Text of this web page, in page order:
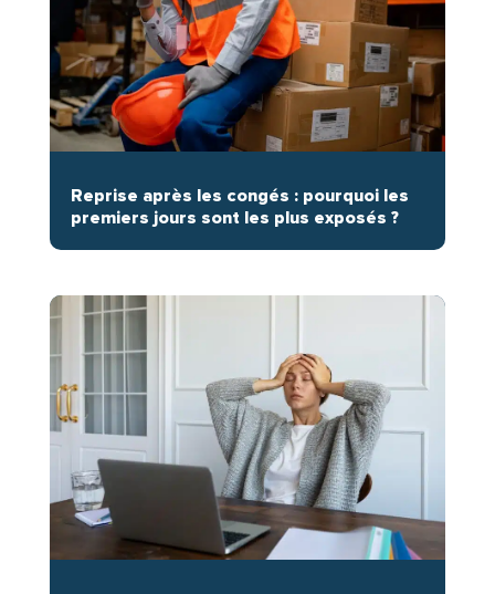
Reprise après les congés : pourquoi les
premiers jours sont les plus exposés ?